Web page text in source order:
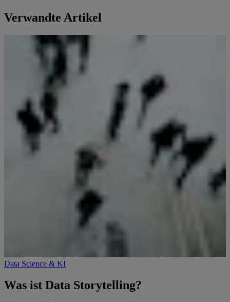
Verwandte Artikel
Data Science & KI
Was ist Data Storytelling?